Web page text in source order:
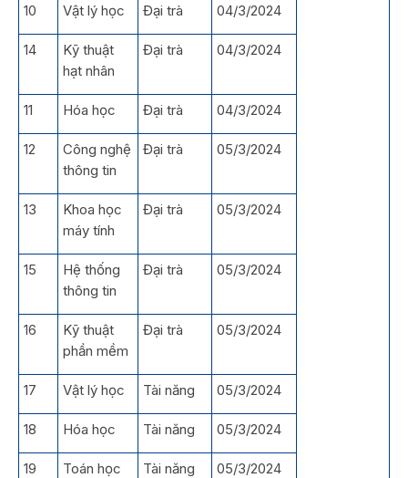
10 Vật lý học Đại trà 04/3/2024
14
Kỹ thuật
hạt nhân
Đại trà 04/3/2024
11 Hóa học Đại trà 04/3/2024
12
Công nghệ
thông tin
Đại trà 05/3/2024
13
Khoa học
máy tính
Đại trà 05/3/2024
15
Hệ thống
thông tin
Đại trà 05/3/2024
16
Kỹ thuật
phần mềm
Đại trà 05/3/2024
17 Vật lý học Tài năng 05/3/2024
18 Hóa học Tài năng 05/3/2024
19 Toán học Tài năng 05/3/2024